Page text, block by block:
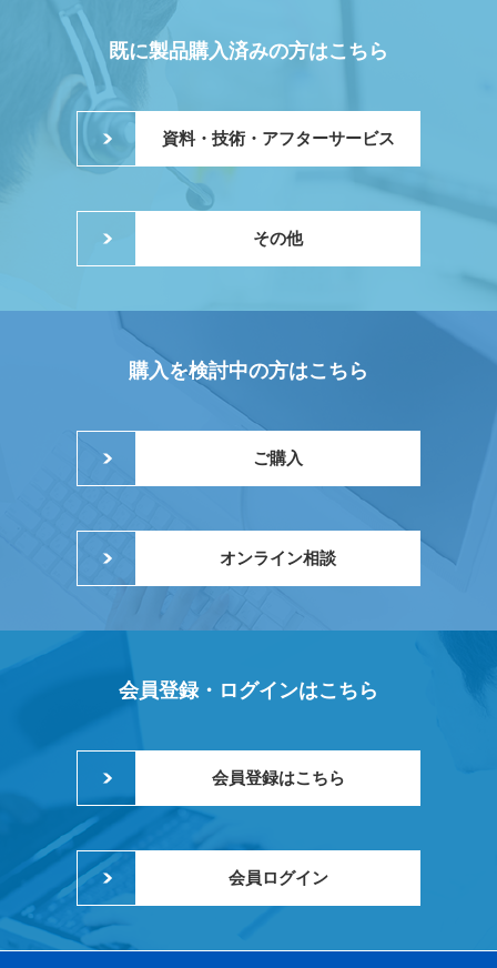
既に製品購入済みの方はこちら
資料・技術・アフターサービス
その他
購入を検討中の方はこちら
ご購入
オンライン相談
会員登録・ログインはこちら
会員登録はこちら
会員ログイン